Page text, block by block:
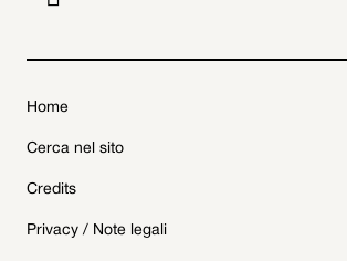
Home
Cerca nel sito
Credits
Privacy / Note legali